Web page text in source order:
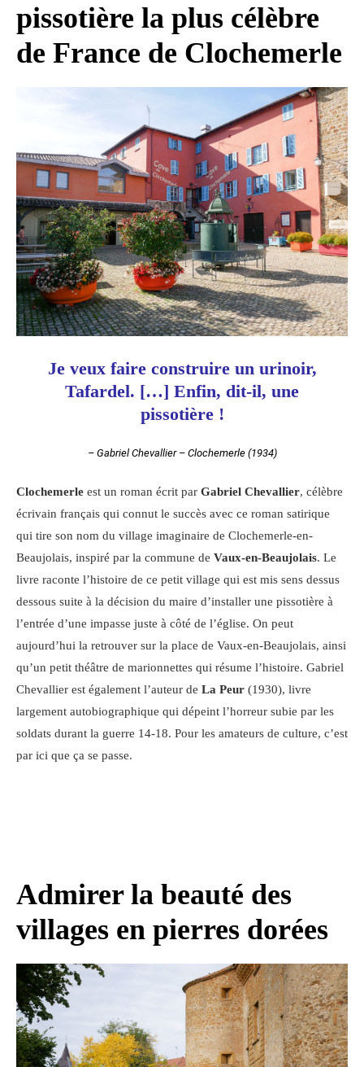
pissotière la plus célèbre
de France de Clochemerle
Je veux faire construire un urinoir,
Tafardel. […] Enfin, dit-il, une
pissotière !
– Gabriel Chevallier – Clochemerle (1934)
Clochemerle est un roman écrit par Gabriel Chevallier, célèbre
écrivain français qui connut le succès avec ce roman satirique
qui tire son nom du village imaginaire de Clochemerle-en-
Beaujolais, inspiré par la commune de Vaux-en-Beaujolais. Le
livre raconte l’histoire de ce petit village qui est mis sens dessus
dessous suite à la décision du maire d’installer une pissotière à
l’entrée d’une impasse juste à côté de l’église. On peut
aujourd’hui la retrouver sur la place de Vaux-en-Beaujolais, ainsi
qu’un petit théâtre de marionnettes qui résume l’histoire. Gabriel
Chevallier est également l’auteur de La Peur (1930), livre
largement autobiographique qui dépeint l’horreur subie par les
soldats durant la guerre 14-18. Pour les amateurs de culture, c’est
par ici que ça se passe.
Admirer la beauté des
villages en pierres dorées